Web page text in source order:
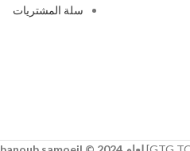
سلة المشتريات